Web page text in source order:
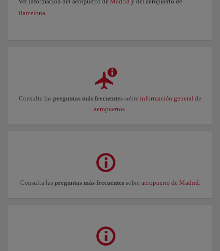
Barcelona.
Consulta las preguntas más frecuentes sobre información general de
aeropuertos
Consulta las preguntas más frecuentessobre aeropuerto de Madrid